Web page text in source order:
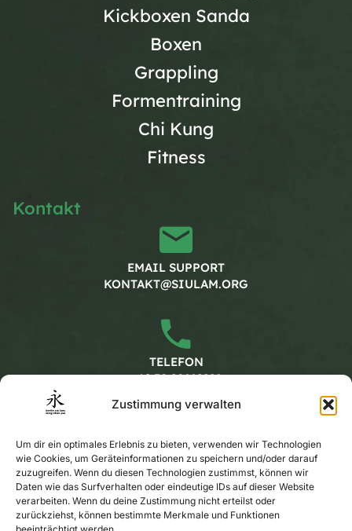
Zustimmung verwalten
Um dir ein optimales Erlebnis zu bieten, verwenden wir Technologien
wie Cookies, um Geräteinformationen zu speichern und/oder darauf
zuzugreifen. Wenn du diesen Technologien zustimmst, können wir
Daten wie das Surfverhalten oder eindeutige IDs auf dieser Website
verarbeiten. Wenn du deine Zustimmung nicht erteilst oder
zurückziehst, können bestimmte Merkmale und Funktionen
Kickboxen Sanda
Boxen
Grappling
Formentraining
Chi Kung
Fitness
Kontakt
EMAIL SUPPORT
KONTAKT@SIULAM.ORG
TELEFON
+49 30 20662228
MONTAG - FREITAG
KALENDER